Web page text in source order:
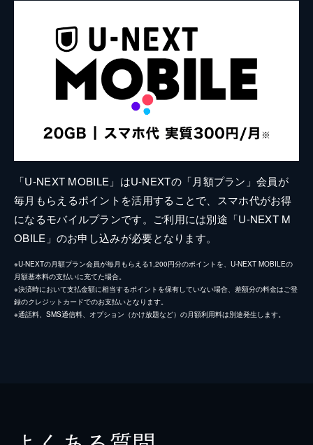
「U-NEXT MOBILE」はU-NEXTの「月額プラン」会員が
毎月もらえるポイントを活用することで、スマホ代がお得
になるモバイルプランです。ご利用には別途「U-NEXT M
OBILE」のお申し込みが必要となります。
※U-NEXTの月額プラン会員が毎月もらえる1,200円分のポイントを、U-NEXT MOBILEの
月額基本料の支払いに充てた場合。
※決済時において支払金額に相当するポイントを保有していない場合、差額分の料金はご登
録のクレジットカードでのお支払いとなります。
※通話料、SMS通信料、オプション（かけ放題など）の月額利用料は別途発生します。